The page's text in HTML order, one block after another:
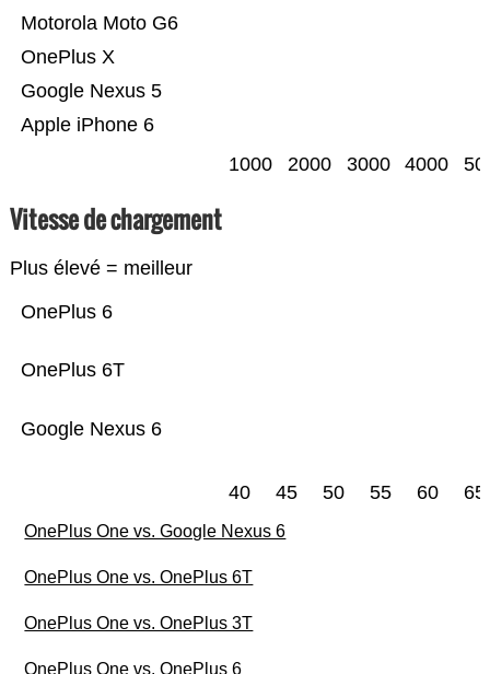
Apple iPhone 6
Google Nexus 5
OnePlus X
Motorola Moto G6
1000 2000 3000 4000
Vitesse de chargement
Plus élevé = meilleur
Google Nexus 6
OnePlus 6T
OnePlus 6
40 45 50 55 60 65
OnePlus One vs. Google Nexus 6
OnePlus One vs. OnePlus 6T
OnePlus One vs. OnePlus 3T
OnePlus One vs. OnePlus 6